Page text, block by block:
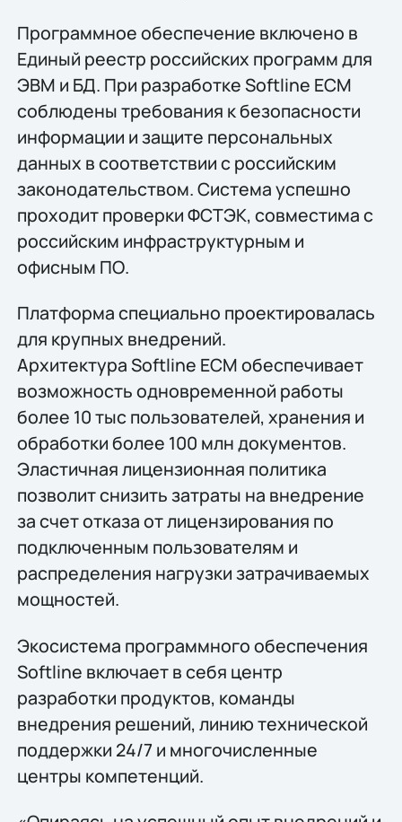
Программное обеспечение включено в
Единый реестр российских программ для
ЭВМ и БД. При разработке Softline ECM
соблюдены требования к безопасности
информации и защите персональных
данных в соответствии с российским
законодательством. Система успешно
проходит проверки ФСТЭК, совместима с
российским инфраструктурным и
офисным ПО.
Платформа специально проектировалась
для крупных внедрений.
Архитектура Softline ECM обеспечивает
возможность одновременной работы
более 10 тыс пользователей, хранения и
обработки более 100 млн документов.
Эластичная лицензионная политика
позволит снизить затраты на внедрение
за счет отказа от лицензирования по
подключенным пользователям и
распределения нагрузки затрачиваемых
мощностей.
Экосистема программного обеспечения
Softline включает в себя центр
разработки продуктов, команды
внедрения решений, линию технической
поддержки 24/7 и многочисленные
центры компетенций.